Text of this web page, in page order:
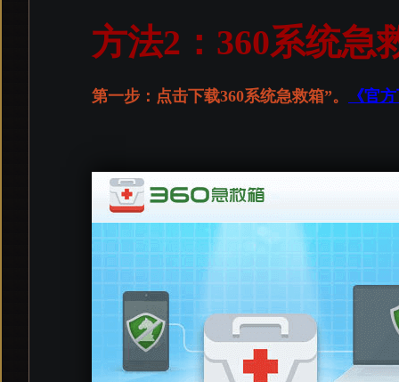
方法2：360系统急
第一步：点击下载360系统急救箱”。 《官